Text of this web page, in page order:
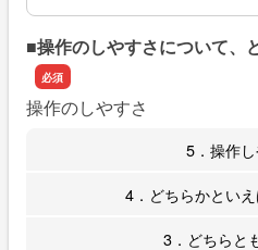
■操作のしやすさについて、
操作のしやすさ
5．操作
4．どちらかとい
3．どちらと